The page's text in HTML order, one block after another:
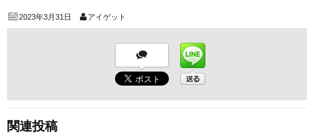
2023年3月31日 アイゲット
関連投稿